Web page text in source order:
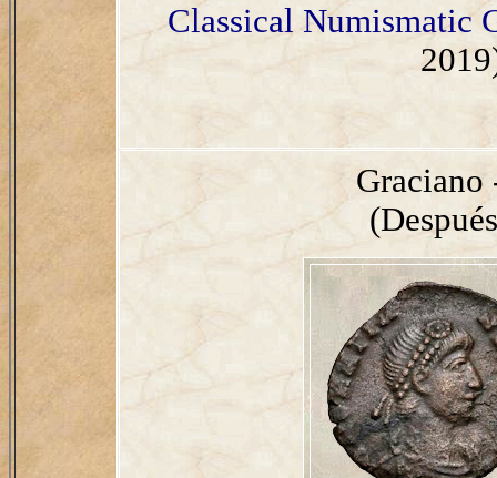
Classical Numismatic
Graciano